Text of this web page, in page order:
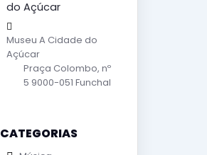
Museu A Cidade do
Açúcar
Praça Colombo, nº
5 9000-051 Funchal
CATEGORIAS